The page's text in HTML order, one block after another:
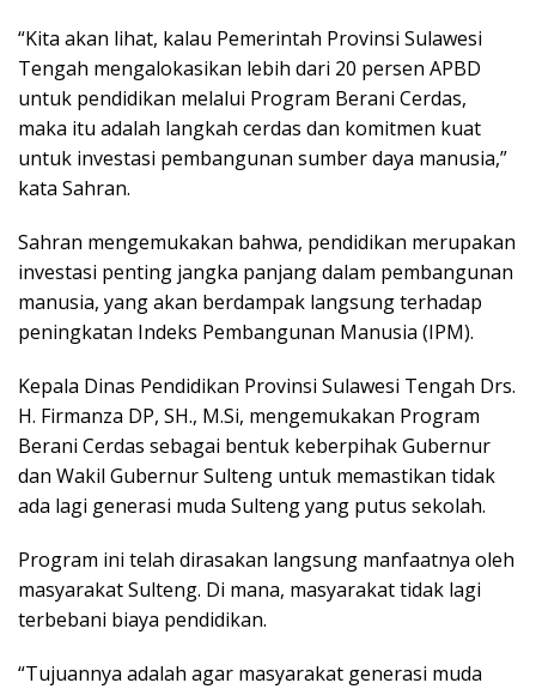
“Kita akan lihat, kalau Pemerintah Provinsi Sulawesi
Tengah mengalokasikan lebih dari 20 persen APBD
untuk pendidikan melalui Program Berani Cerdas,
maka itu adalah langkah cerdas dan komitmen kuat
untuk investasi pembangunan sumber daya manusia,”
kata Sahran.
Sahran mengemukakan bahwa, pendidikan merupakan
investasi penting jangka panjang dalam pembangunan
manusia, yang akan berdampak langsung terhadap
peningkatan Indeks Pembangunan Manusia (IPM).
Kepala Dinas Pendidikan Provinsi Sulawesi Tengah Drs.
H. Firmanza DP, SH., M.Si, mengemukakan Program
Berani Cerdas sebagai bentuk keberpihak Gubernur
dan Wakil Gubernur Sulteng untuk memastikan tidak
ada lagi generasi muda Sulteng yang putus sekolah.
Program ini telah dirasakan langsung manfaatnya oleh
masyarakat Sulteng. Di mana, masyarakat tidak lagi
terbebani biaya pendidikan.
“Tujuannya adalah agar masyarakat generasi muda